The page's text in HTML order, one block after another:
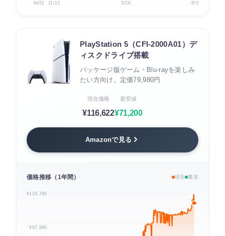
¥451 11/13 3/26 8/5
PlayStation 5（CFI-2000A01）デ
ィスクドライブ搭載
パッケージ版ゲーム・Blu-rayを楽しみ
たい方向け。定価79,980円
現在価格
¥116,622
最安値
¥71,200
Amazonで見る
価格推移（1年間） 現在 最安
¥124,780
¥97,990